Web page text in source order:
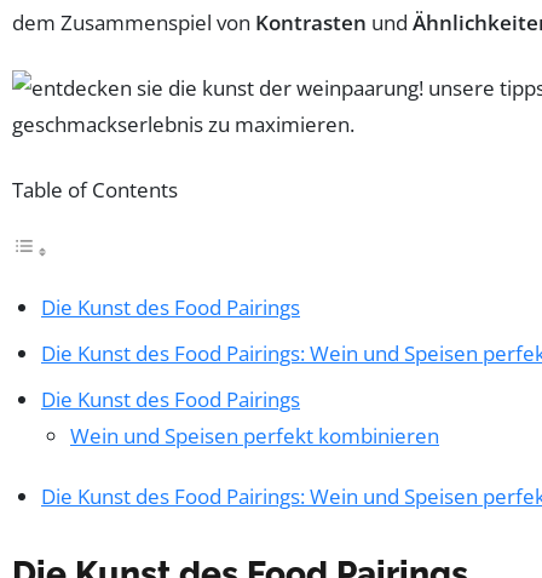
dem Zusammenspiel von Kontrasten und
Table of Contents
Die Kunst des Food Pairings
Die Kunst des Food Pairings: Wein und Speisen
Die Kunst des Food Pairings
Wein und Speisen perfekt kombinieren
Die Kunst des Food Pairings: Wein und Speisen